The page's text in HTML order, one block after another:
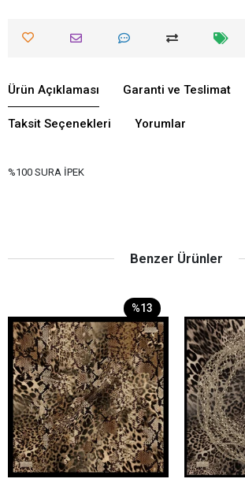
Ürün Açıklaması Garanti ve Teslimat
Taksit Seçenekleri Yorumlar
%100 SURA İPEK
Benzer Ürünler
%13